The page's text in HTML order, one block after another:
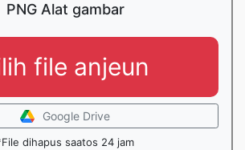
PNG Alat gambar
file anjeun
Google Drive
dihapus saatos 24 jam